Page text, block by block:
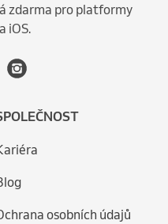
zdarma pro platformy
iOS.
osobních údajů